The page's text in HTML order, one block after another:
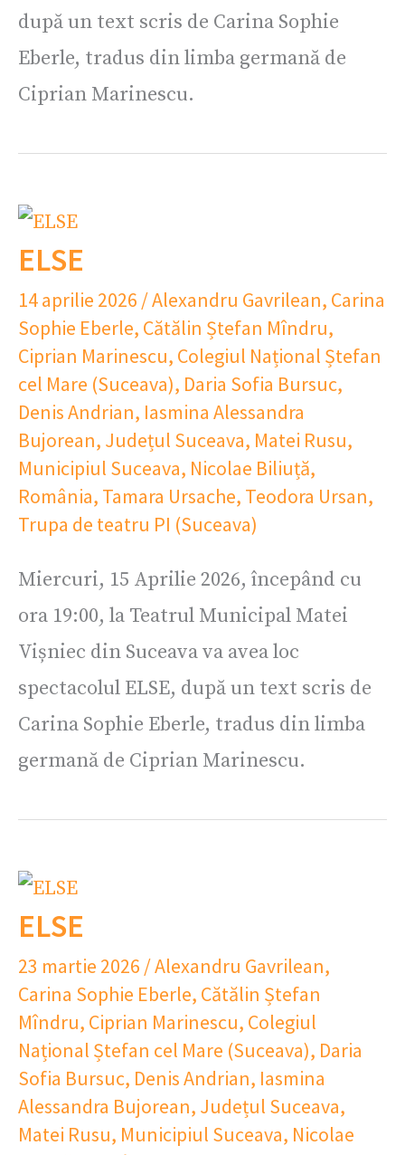
după un text scris de Carina Sophie
Eberle, tradus din limba germană de
Ciprian Marinescu.
ELSE
14 aprilie 2026 /Alexandru Gavrilean, Carina
Sophie Eberle, Cătălin Ștefan Mîndru,
Ciprian Marinescu, Colegiul Național Ștefan
cel Mare (Suceava), Daria Sofia Bursuc,
Denis Andrian, Iasmina Alessandra
Bujorean, Județul Suceava, Matei Rusu,
Municipiul Suceava, Nicolae Biliuță,
România, Tamara Ursache, Teodora Ursan,
Trupa de teatru PI (Suceava)
Miercuri, 15 Aprilie 2026, începând cu
ora 19:00, la Teatrul Municipal Matei
Vișniec din Suceava va avea loc
spectacolul ELSE, după un text scris de
Carina Sophie Eberle, tradus din limba
germană de Ciprian Marinescu.
ELSE
23 martie 2026 /Alexandru Gavrilean,
Carina Sophie Eberle, Cătălin Ștefan
Mîndru, Ciprian Marinescu, Colegiul
Național Ștefan cel Mare (Suceava), Daria
Sofia Bursuc, Denis Andrian, Iasmina
Alessandra Bujorean, Județul Suceava,
Matei Rusu, Municipiul Suceava, Nicolae